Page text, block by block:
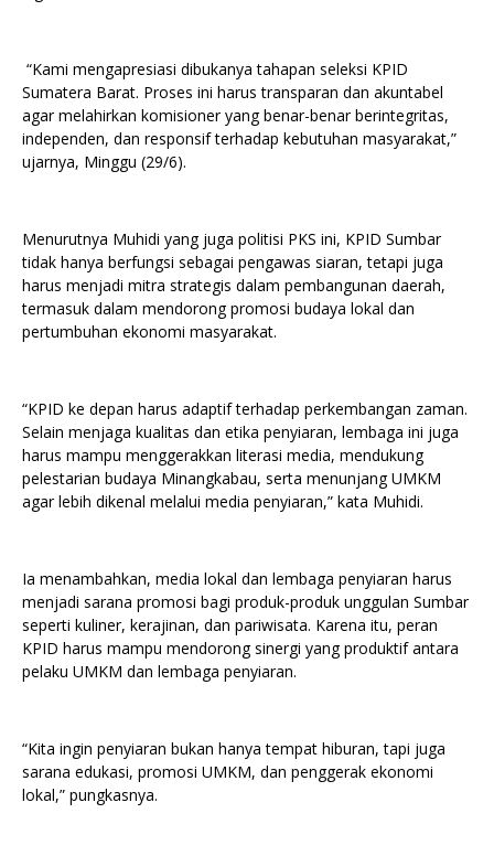
“Kami mengapresiasi dibukanya tahapan seleksi KPID
Sumatera Barat. Proses ini harus transparan dan akuntabel
agar melahirkan komisioner yang benar-benar berintegritas,
independen, dan responsif terhadap kebutuhan masyarakat,”
ujarnya, Minggu (29/6).
Menurutnya Muhidi yang juga politisi PKS ini, KPID Sumbar
tidak hanya berfungsi sebagai pengawas siaran, tetapi juga
harus menjadi mitra strategis dalam pembangunan daerah,
termasuk dalam mendorong promosi budaya lokal dan
pertumbuhan ekonomi masyarakat.
“KPID ke depan harus adaptif terhadap perkembangan zaman.
Selain menjaga kualitas dan etika penyiaran, lembaga ini juga
harus mampu menggerakkan literasi media, mendukung
pelestarian budaya Minangkabau, serta menunjang UMKM
agar lebih dikenal melalui media penyiaran,” kata Muhidi.
Ia menambahkan, media lokal dan lembaga penyiaran harus
menjadi sarana promosi bagi produk-produk unggulan Sumbar
seperti kuliner, kerajinan, dan pariwisata. Karena itu, peran
KPID harus mampu mendorong sinergi yang produktif antara
pelaku UMKM dan lembaga penyiaran.
“Kita ingin penyiaran bukan hanya tempat hiburan, tapi juga
sarana edukasi, promosi UMKM, dan penggerak ekonomi
lokal,” pungkasnya.